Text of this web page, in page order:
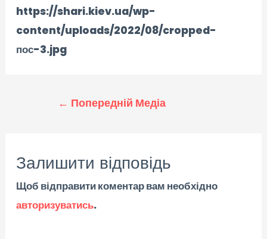
https://shari.kiev.ua/wp-
content/uploads/2022/08/cropped-
пос-3.jpg
← Попередній Медіа
Залишити відповідь
Щоб відправити коментар вам необхідно
авторизуватись.